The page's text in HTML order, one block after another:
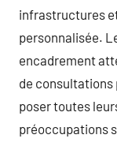
infrastructures
personnalisée.
encadrement
de consultations
poser toutes
préoccupations